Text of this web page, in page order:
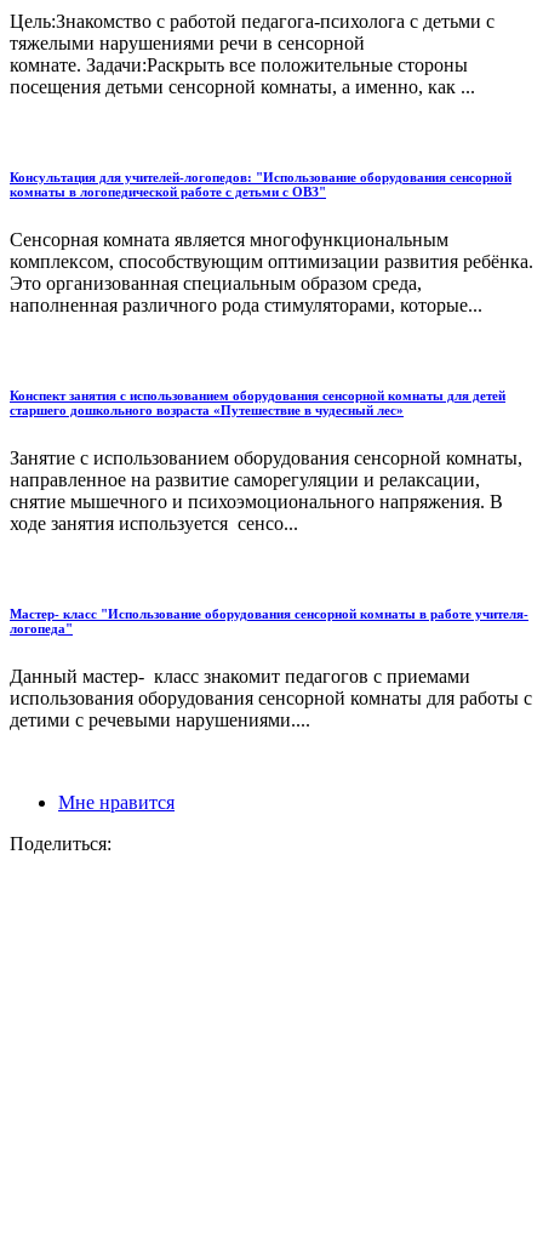
Цель:Знакомство с работой педагога-психолога с детьми с
тяжелыми нарушениями речи в сенсорной
комнате. Задачи:Раскрыть все положительные стороны
посещения детьми сенсорной комнаты, а именно, как ...
Консультация для учителей-логопедов: "Использование оборудования сенсорной
комнаты в логопедической работе с детьми с ОВЗ"
Сенсорная комната является многофункциональным
комплексом, способствующим оптимизации развития ребёнка.
Это организованная специальным образом среда,
наполненная различного рода стимуляторами, которые...
Конспект занятия с использованием оборудования сенсорной комнаты для детей
старшего дошкольного возраста «Путешествие в чудесный лес»
Занятие с использованием оборудования сенсорной комнаты,
направленное на развитие саморегуляции и релаксации,
снятие мышечного и психоэмоционального напряжения. В
ходе занятия используется сенсо...
Мастер- класс "Использование оборудования сенсорной комнаты в работе учителя-
логопеда"
Данный мастер- класс знакомит педагогов с приемами
использования оборудования сенсорной комнаты для работы с
детими с речевыми нарушениями....
Мне нравится
Поделиться: